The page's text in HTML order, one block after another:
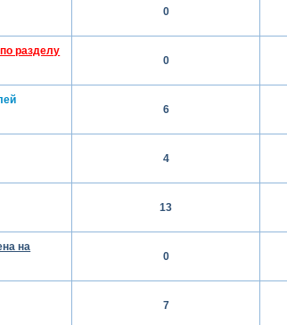
0
разделу
0
6
4
13
на
0
7